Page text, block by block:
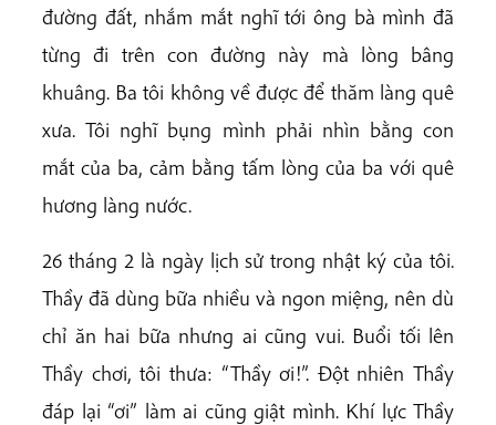
đường đất, nhắm mắt nghĩ tới ông bà mình đã
từng đi trên con đường này mà lòng bâng
khuâng. Ba tôi không về được để thăm làng quê
xưa. Tôi nghĩ bụng mình phải nhìn bằng con
mắt của ba, cảm bằng tấm lòng của ba với quê
hương làng nước.
26 tháng 2 là ngày lịch sử trong nhật ký của tôi.
Thầy đã dùng bữa nhiều và ngon miệng, nên dù
chỉ ăn hai bữa nhưng ai cũng vui. Buổi tối lên
Thầy chơi, tôi thưa: “Thầy ơi!”. Đột nhiên Thầy
đáp lại “ơi” làm ai cũng giật mình. Khí lực Thầy